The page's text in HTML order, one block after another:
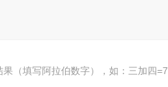
果（填写阿拉伯数字），如：三加四=7